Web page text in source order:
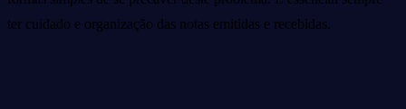
ter cuidado e organização das notas emitidas e recebidas.